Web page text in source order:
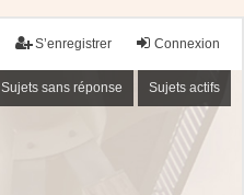
Connexion
S’enregistrer
Sujets sans réponse Sujets actifs